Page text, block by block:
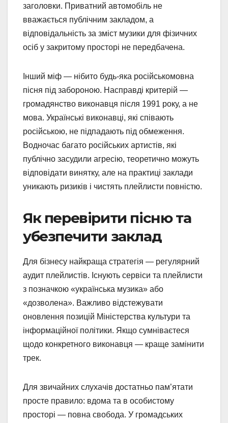
заголовки. Приватний автомобіль не
вважається публічним закладом, а
відповідальність за зміст музики для фізичних
осіб у закритому просторі не передбачена.
Інший міф — нібито будь-яка російськомовна
пісня під забороною. Насправді критерій —
громадянство виконавця після 1991 року, а не
мова. Українські виконавці, які співають
російською, не підпадають під обмеження.
Водночас багато російських артистів, які
публічно засудили агресію, теоретично можуть
відповідати винятку, але на практиці заклади
уникають ризиків і чистять плейлисти повністю.
Як перевірити пісню та
убезпечити заклад
Для бізнесу найкраща стратегія — регулярний
аудит плейлистів. Існують сервіси та плейлисти
з позначкою «українська музика» або
«дозволена». Важливо відстежувати
оновлення позицій Міністерства культури та
інформаційної політики. Якщо сумніваєтеся
щодо конкретного виконавця — краще замінити
трек.
Для звичайних слухачів достатньо пам’ятати
просте правило: вдома та в особистому
просторі — повна свобода. У громадських